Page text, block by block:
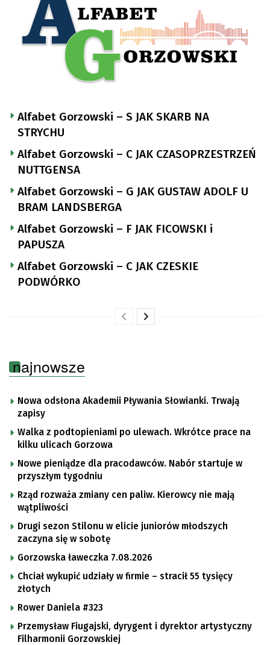
Alfabet Gorzowski – S JAK SKARB NA
STRYCHU
Alfabet Gorzowski – C JAK CZASOPRZESTRZEŃ
NUTTGENSA
Alfabet Gorzowski – G JAK GUSTAW ADOLF U
BRAM LANDSBERGA
Alfabet Gorzowski – F JAK FICOWSKI i
PAPUSZA
Alfabet Gorzowski – C JAK CZESKIE
PODWÓRKO
najnowsze
Nowa odsłona Akademii Pływania Słowianki. Trwają
zapisy
Walka z podtopieniami po ulewach. Wkrótce prace na
kilku ulicach Gorzowa
Nowe pieniądze dla pracodawców. Nabór startuje w
przyszłym tygodniu
Rząd rozważa zmiany cen paliw. Kierowcy nie mają
wątpliwości
Drugi sezon Stilonu w elicie juniorów młodszych
zaczyna się w sobotę
Gorzowska ławeczka 7.08.2026
Chciał wykupić udziały w firmie – stracił 55 tysięcy
złotych
Rower Daniela #323
Przemysław Fiugajski, dyrygent i dyrektor artystyczny
Filharmonii Gorzowskiej